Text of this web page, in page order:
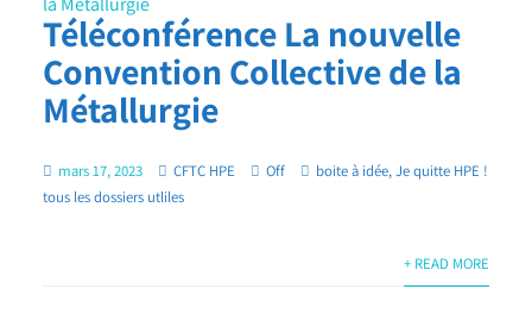
Téléconférence La nouvelle
Convention Collective de la
Métallurgie
mars 17, 2023 CFTC HPE Off boite à idée,Je quitte HPE !
tous les dossiers utliles
+ READ MORE